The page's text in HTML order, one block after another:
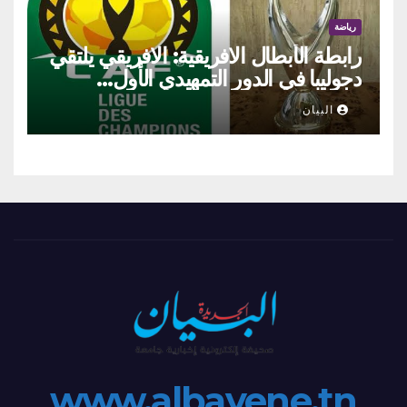
رياضة
رابطة الأبطال الافريقية: الافريقي يلتقي
دجوليبا في الدور التمهيدي الأول…
البيان